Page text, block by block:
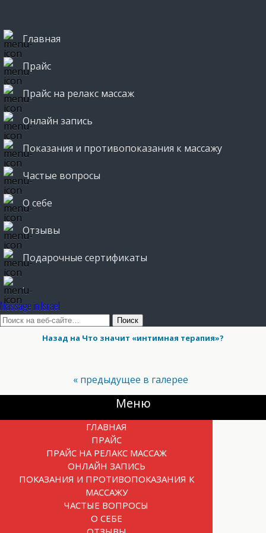
Главная
Прайс
Прайс на релакс массаж
Онлайн запись
Показания и противопоказания к массажу
Частые вопросы
О себе
Отзывы
Подарочные сертификаты
.
Massage in Israel
Назад на Что значит «интимная терапия»?
« предыдущее в галерее
Прокрутка
Меню
ГЛАВНАЯ
ПРАЙС
ПРАЙС НА РЕЛАКС МАССАЖ
ОНЛАЙН ЗАПИСЬ
ПОКАЗАНИЯ И ПРОТИВОПОКАЗАНИЯ К
МАССАЖУ
ЧАСТЫЕ ВОПРОСЫ
О СЕБЕ